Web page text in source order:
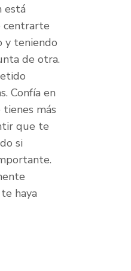
está
centrarte
y teniendo
de otra.
Confía en
más
que te
si
haya